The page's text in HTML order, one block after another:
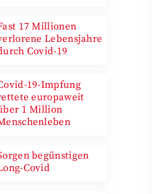
17 Millionen
Lebensjahre
Covid-19
19-Impfung
europaweit
1 Million
begünstigen
Covid